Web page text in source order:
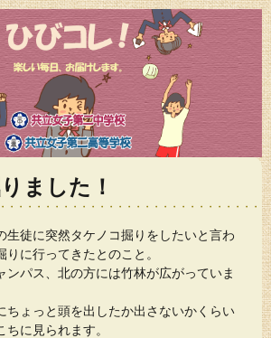
ました！
生徒に突然タケノコ掘りをしたいと言わ
に行ってきたとのこと。
ンパス、北の方には竹林が広がっていま
ちょっと頭を出したか出さないかくらい
に見られます。